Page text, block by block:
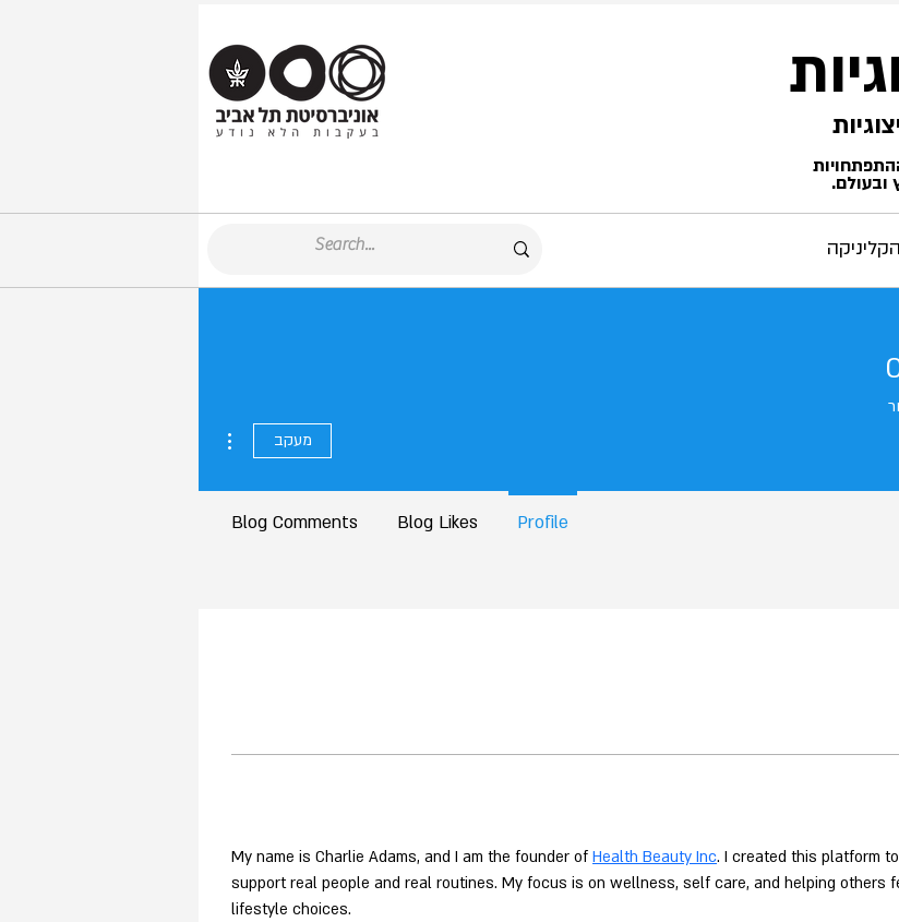
ובעולם.
My name is Charlie Adams, and I am the founder of Health Beauty Inc. I created this platform
support real people and real routines. My focus is on wellness, self care, and helping others
lifestyle choices.
מעקב
Profile
Blog Likes
Blog Comments